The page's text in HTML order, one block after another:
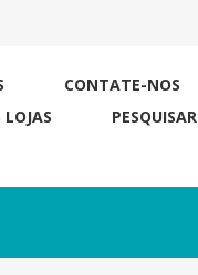
CONTATE-NOS
PESQUISAR